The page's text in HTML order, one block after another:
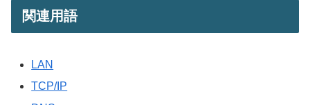
関連用語
LAN
TCP/IP